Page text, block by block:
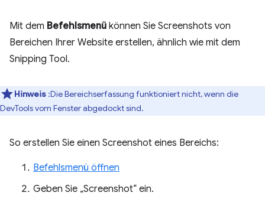
Mit dem Befehlsmenü können Sie Screenshots von
Bereichen Ihrer Website erstellen, ähnlich wie mit dem
Snipping Tool.
Hinweis :Die Bereichserfassung funktioniert nicht, wenn die
DevTools vom Fenster abgedockt sind.
So erstellen Sie einen Screenshot eines Bereichs:
Befehlsmenü öffnen
Geben Sie „Screenshot“ ein.